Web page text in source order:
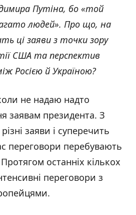
Путіна, бо «той
людей». Про що, на
ці заяви з точки зору
США та перспектив
Росією й Україною?
не надаю надто
заявам президента. З
заяви і суперечить
переговори перебувають
Протягом останніх кількох
переговори з